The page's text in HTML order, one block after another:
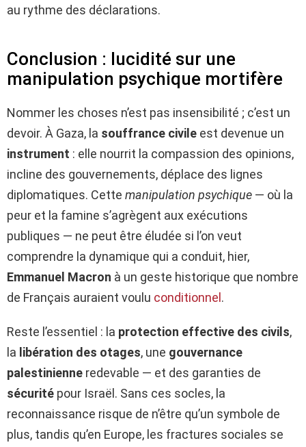
au rythme des déclarations.
Conclusion : lucidité sur une
manipulation psychique mortifère
Nommer les choses n’est pas insensibilité ; c’est un
devoir. À Gaza, la souffrance civile est devenue un
instrument : elle nourrit la compassion des opinions,
incline des gouvernements, déplace des lignes
diplomatiques. Cette manipulation psychique — où la
peur et la famine s’agrègent aux exécutions
publiques — ne peut être éludée si l’on veut
comprendre la dynamique qui a conduit, hier,
Emmanuel Macron à un geste historique que nombre
de Français auraient voulu conditionnel .
Reste l’essentiel : la protection effective des civils,
la libération des otages, une gouvernance
palestinienne redevable — et des garanties de
sécurité pour Israël. Sans ces socles, la
reconnaissance risque de n’être qu’un symbole de
plus, tandis qu’en Europe, les fractures sociales se